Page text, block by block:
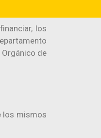
los
de
los mismos